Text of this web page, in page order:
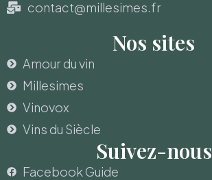
contact@millesimes.fr
Nos sites
Amour du vin
Millesimes
Vinovox
Vins du Siècle
Suivez-nous
Facebook Guide